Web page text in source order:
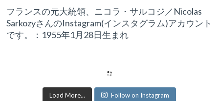
フランスの元大統領、ニコラ・サルコジ／Nicolas
SarkozyさんのInstagram(インスタグラム)アカウント
です。：1955年1月28日生まれ
Load More... Follow on Instagram